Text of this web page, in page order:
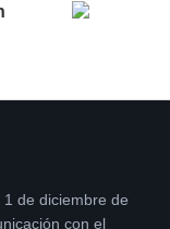
de diciembre de
con el